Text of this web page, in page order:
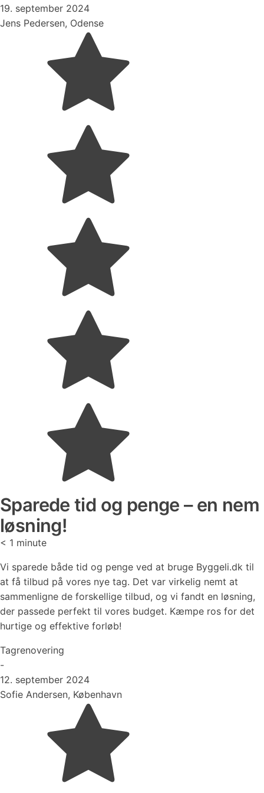
19. september 2024
Jens Pedersen, Odense
Sparede tid og penge – en nem
løsning!
< 1 minute
Vi sparede både tid og penge ved at bruge Byggeli.dk til
at få tilbud på vores nye tag. Det var virkelig nemt at
sammenligne de forskellige tilbud, og vi fandt en løsning,
der passede perfekt til vores budget. Kæmpe ros for det
hurtige og effektive forløb!
Tagrenovering
-
12. september 2024
Sofie Andersen, København